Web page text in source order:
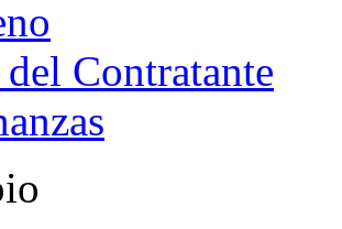
Contratante